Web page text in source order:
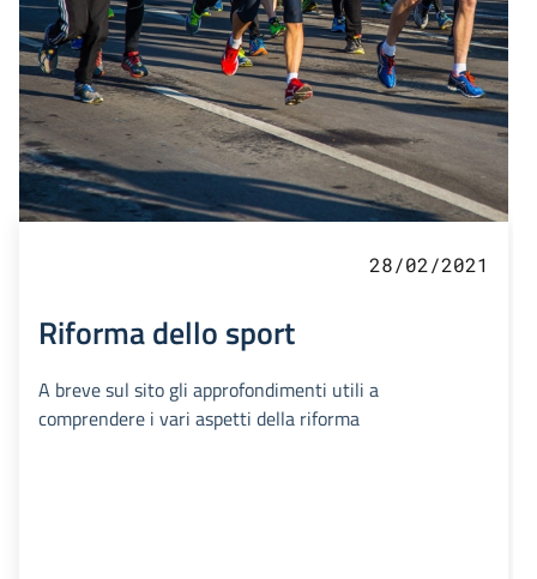
28/02/2021
Riforma dello sport
A breve sul sito gli approfondimenti utili a
comprendere i vari aspetti della riforma